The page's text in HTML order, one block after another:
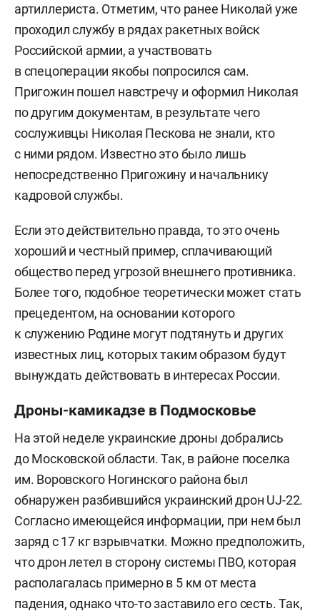
артиллериста. Отметим, что ранее Николай уже
проходил службу в рядах ракетных войск
Российской армии, а участвовать
в спецоперации якобы попросился сам.
Пригожин пошел навстречу и оформил Николая
по другим документам, в результате чего
сослуживцы Николая Пескова не знали, кто
с ними рядом. Известно это было лишь
непосредственно Пригожину и начальнику
кадровой службы.
Если это действительно правда, то это очень
хороший и честный пример, сплачивающий
общество перед угрозой внешнего противника.
Более того, подобное теоретически может стать
прецедентом, на основании которого
к служению Родине могут подтянуть и других
известных лиц, которых таким образом будут
вынуждать действовать в интересах России.
Дроны-камикадзе в Подмосковье
На этой неделе украинские дроны добрались
до Московской области. Так, в районе поселка
им. Воровского Ногинского района был
обнаружен разбившийся украинский дрон UJ-22.
Согласно имеющейся информации, при нем был
заряд с 17 кг взрывчатки. Можно предположить,
что дрон летел в сторону системы ПВО, которая
располагалась примерно в 5 км от места
падения, однако что-то заставило его сесть. Так,